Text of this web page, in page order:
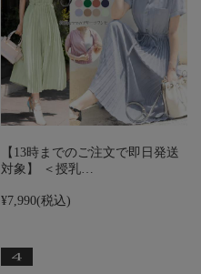
【13時までのご注文で即日発送
対象】 ＜授乳…
¥7,990(税込)